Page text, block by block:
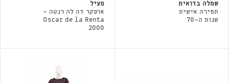
שמלה בדואית
תפירה אישית
שנות ה-70
מעיל
אוסקר דה לה רנטה -
Oscar de la Renta
2000